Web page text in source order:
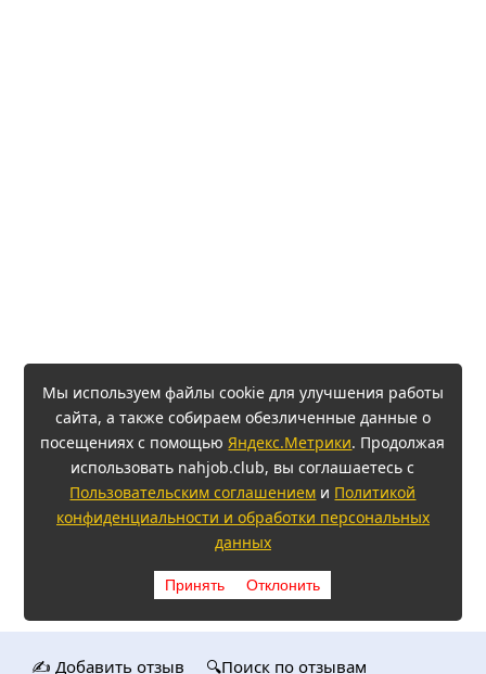
Мы используем файлы cookie для улучшения работы
сайта, а также собираем обезличенные данные о
посещениях с помощьюЯндекс.Метрики. Продолжая
использовать nahjob.club, вы соглашаетесь с
Пользовательским соглашением и Политикой
конфиденциальности и обработки персональных
данных
Принять Отклонить
✍️ Добавить отзыв 🔍Поиск по отзывам